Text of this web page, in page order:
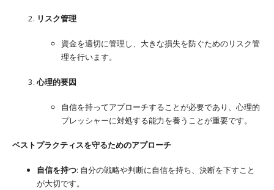
リスク管理
資金を適切に管理し、大きな損失を防ぐためのリスク管
理を行います。
心理的要因
自信を持ってアプローチすることが必要であり、心理的
プレッシャーに対処する能力を養うことが重要です。
ベストプラクティスを守るためのアプローチ
自信を持つ: 自分の戦略や判断に自信を持ち、決断を下すこと
が大切です。